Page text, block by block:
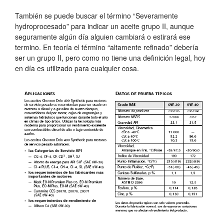
También se puede buscar el término “Severamente
hydroprocesado” para indicar un aceite grupo II, aunque
seguramente algún día alguien cambiará o estirará ese
termino. En teoría el término “altamente refinado” debería
ser un grupo II, pero como no tiene una definición legal, hoy
en día es utilizado para cualquier cosa.